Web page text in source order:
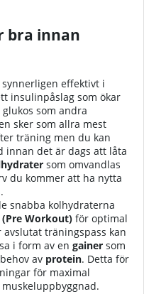
bra innan
effektivt i
insulinpåslag som ökar
som andra
sker som allra mest
träning men du kan
innan det är dags att låta
som omvandlas
du kommer att ha nytta
snabba kolhydraterna
Workout) för optimal
träningspass kan
i form av en gainer som
av protein. Detta för
för maximal